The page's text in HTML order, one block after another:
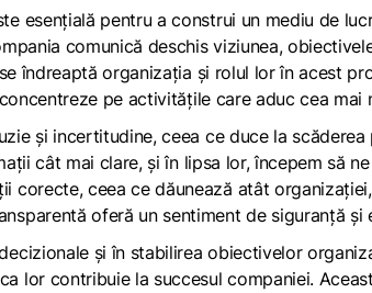
esențială pentru a construi un mediu de
comunică deschis viziunea,
îndreaptă organizația și rolul lor în acest
pe activitățile care aduc cea mai
și incertitudine, ceea ce duce la
cât mai clare, și în lipsa lor, începem să
corecte, ceea ce dăunează atât
oferă un sentiment de siguranță și
și în stabilirea obiectivelor
lor contribuie la succesul companiei.